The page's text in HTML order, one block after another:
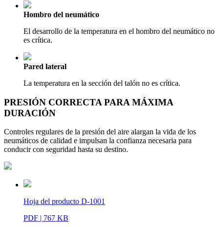
Hombro del neumático
El desarrollo de la temperatura en el hombro del neumático no
es crítica.
Pared lateral
La temperatura en la sección del talón no es crítica.
PRESIÓN CORRECTA PARA MÁXIMA
DURACIÓN
Controles regulares de la presión del aire alargan la vida de los
neumáticos de calidad e impulsan la confianza necesaria para
conducir con seguridad hasta su destino.
Hoja del producto D-1001
PDF | 767 KB